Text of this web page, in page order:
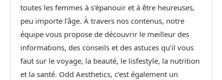
toutes les femmes à s’épanouir et à être heureuses,
peu importe l’âge. À travers nos contenus, notre
équipe vous propose de découvrir le meilleur des
informations, des conseils et des astuces qu’il vous
faut sur le voyage, la beauté, le lisfestyle, la nutrition
et la santé. Odd Aesthetics, c’est également un